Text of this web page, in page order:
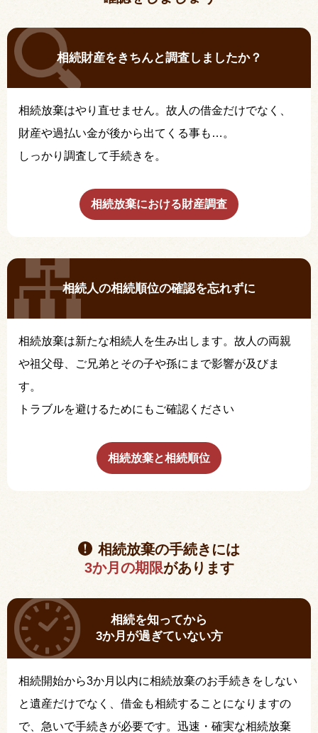
相続財産をきちんと調査しましたか？
相続放棄はやり直せません。故人の借金だけでなく、
財産や過払い金が後から出てくる事も…。
しっかり調査して手続きを。
相続放棄における財産調査
相続人の相続順位の確認を忘れずに
相続放棄は新たな相続人を生み出します。故人の両親
や祖父母、ご兄弟とその子や孫にまで影響が及びま
す。
トラブルを避けるためにもご確認ください
相続放棄と相続順位
相続放棄の手続きには
3か月の期限があります
相続を知ってから
3か月が過ぎていない方
相続開始から3か月以内に相続放棄のお手続きをしない
と遺産だけでなく、借金も相続することになりますの
で、急いで手続きが必要です。迅速・確実な相続放棄